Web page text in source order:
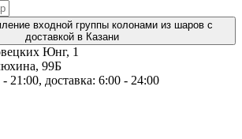
Юнг, 1
99Б
21:00, доставка: 6:00 - 24:00